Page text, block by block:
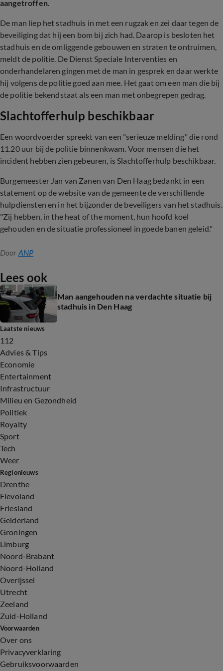
aangetroffen.
De man liep het stadhuis in met een rugzak en zei daar tegen de
beveiliging dat hij een bom bij zich had. Daarop is besloten het
stadhuis en de omliggende gebouwen en straten te ontruimen,
meldt de politie. De Dienst Speciale Interventies en
onderhandelaren gingen met de man in gesprek en daar werkte
hij volgens de politie goed aan mee. Het gaat om een man die bij
de politie bekendstaat als een man met onbegrepen gedrag.
Slachtofferhulp beschikbaar
Een woordvoerder spreekt van een "serieuze melding" die rond
11.20 uur bij de politie binnenkwam. Voor mensen die het
incident hebben zien gebeuren, is Slachtofferhulp beschikbaar.
Burgemeester Jan van Zanen van Den Haag bedankt in een
statement op de website van de gemeente de verschillende
hulpdiensten en in het bijzonder de beveiligers van het stadhuis.
"Zij hebben, in the heat of the moment, hun hoofd koel
gehouden en de situatie professioneel in goede banen geleid."
Door ANP
Lees ook
Man aangehouden na verdachte situatie bij
stadhuis in Den Haag
Laatste nieuws
112
Advies & Tips
Economie
Entertainment
Infrastructuur
Milieu en Gezondheid
Politiek
Royalty
Sport
Tech
Weer
Regionieuws
Drenthe
Flevoland
Friesland
Gelderland
Groningen
Limburg
Noord-Brabant
Noord-Holland
Overijssel
Utrecht
Zeeland
Zuid-Holland
Voorwaarden
Over ons
Privacyverklaring
Gebruiksvoorwaarden